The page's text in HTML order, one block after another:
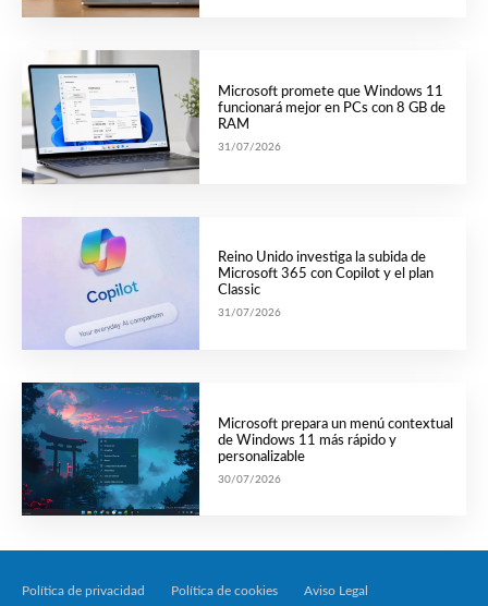
Microsoft promete que Windows 11
funcionará mejor en PCs con 8 GB de
RAM
31/07/2026
Reino Unido investiga la subida de
Microsoft 365 con Copilot y el plan
Classic
31/07/2026
Microsoft prepara un menú contextual
de Windows 11 más rápido y
personalizable
30/07/2026
Política de privacidad Política de cookies Aviso Legal